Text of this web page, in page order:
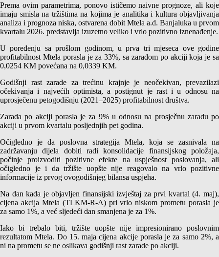
Prema ovim parametrima, ponovo ističemo naivne prognoze, ali koje
imaju smisla na tržištima na kojima je analitika i kultura objavljivanja
analiza i prognoza niska, ostvarena dobit Mtela a.d. Banjaluka u prvom
kvartalu 2026. predstavlja izuzetno veliko i vrlo pozitivno iznenađenje.
U poređenju sa prošlom godinom, u prva tri mjeseca ove godine
profitabilnost Mtela porasla je za 33%, sa zaradom po akciji koja je sa
0,0254 KM povećana na 0,0339 KM.
Godišnji rast zarade za trećinu krajnje je neočekivan, prevazilazi
očekivanja i najvećih optimista, a postignut je rast i u odnosu na
uprosječenu petogodišnju (2021–2025) profitabilnost društva.
Zarada po akciji porasla je za 9% u odnosu na prosječnu zaradu po
akciji u prvom kvartalu posljednjih pet godina.
Očigledno je da poslovna strategija Mtela, koja se zasnivala na
zadržavanju dijela dobiti radi konsolidacije finansijskog položaja,
počinje proizvoditi pozitivne efekte na uspješnost poslovanja, ali
očigledno je i da tržište uopšte nije reagovalo na vrlo pozitivne
informacije iz prvog ovogodišnjeg bilansa uspjeha.
Na dan kada je objavljen finansijski izvještaj za prvi kvartal (4. maj),
cijena akcija Mtela (TLKM-R-A) pri vrlo niskom prometu porasla je
za samo 1%, a već sljedeći dan smanjena je za 1%.
Iako bi trebalo biti, tržište uopšte nije impresionirano poslovnim
rezultatom Mtela. Do 15. maja cijena akcije porasla je za samo 2%, a
ni na prometu se ne oslikava godišnji rast zarade po akciji.